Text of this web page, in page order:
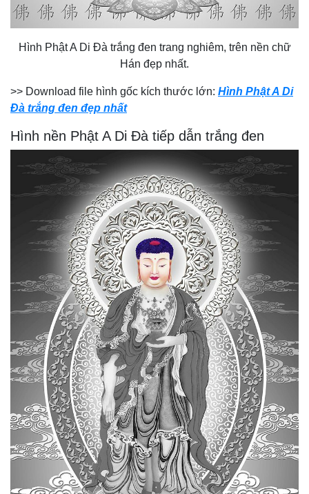
Hình Phật A Di Đà trắng đen trang nghiêm, trên nền chữ
Hán đẹp nhất.
>> Download file hình gốc kích thước lớn: Hình Phật A Di
Đà trắng đen đẹp nhất
Hình nền Phật A Di Đà tiếp dẫn trắng đen